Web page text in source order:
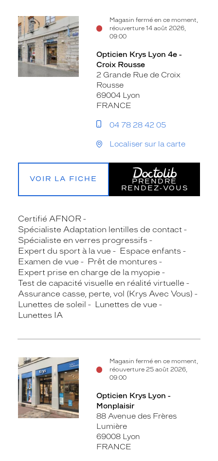
Magasin fermé en ce moment,
réouverture 14 août 2026,
09:00
Opticien Krys Lyon 4e -
Croix Rousse
2 Grande Rue de Croix
Rousse
69004 Lyon
FRANCE
04 78 28 42 05
Localiser sur la carte
VOIR LA FICHE
PRENDRE
RENDEZ‑VOUS
Certifié AFNOR
Spécialiste Adaptation lentilles de contact
Spécialiste en verres progressifs
Expert du sport à la vue
Espace enfants
Examen de vue
Prêt de montures
Expert prise en charge de la myopie
Test de capacité visuelle en réalité virtuelle
Assurance casse, perte, vol (Krys Avec Vous)
Lunettes de soleil
Lunettes de vue
Lunettes IA
Magasin fermé en ce moment,
réouverture 25 août 2026,
09:00
Opticien Krys Lyon -
Monplaisir
88 Avenue des Frères
Lumière
69008 Lyon
FRANCE